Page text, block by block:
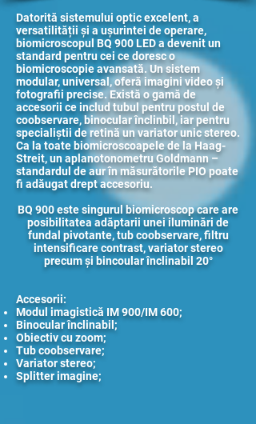
Datorită sistemului optic excelent, a
versatilității și a ușurintei de operare,
biomicroscopul BQ 900 LED a devenit un
standard pentru cei ce doresc o
biomicroscopie avansată. Un sistem
modular, universal, oferă imagini video și
fotografii precise. Există o gamă de
accesorii ce includ tubul pentru postul de
coobservare, binocular înclinbil, iar pentru
specialiștii de retină un variator unic stereo.
Ca la toate biomicroscoapele de la Haag-
Streit, un aplanotonometru Goldmann –
standardul de aur în măsurătorile PIO poate
fi adăugat drept accesoriu.
BQ 900 este singurul biomicroscop care are
posibilitatea adăptarii unei iluminări de
fundal pivotante, tub coobservare, filtru
intensificare contrast, variator stereo
precum și bincoular înclinabil 20°
Accesorii:
Modul imagistică IM 900/IM 600;
Binocular înclinabil;
Obiectiv cu zoom;
Tub coobservare;
Variator stereo;
Splitter imagine;